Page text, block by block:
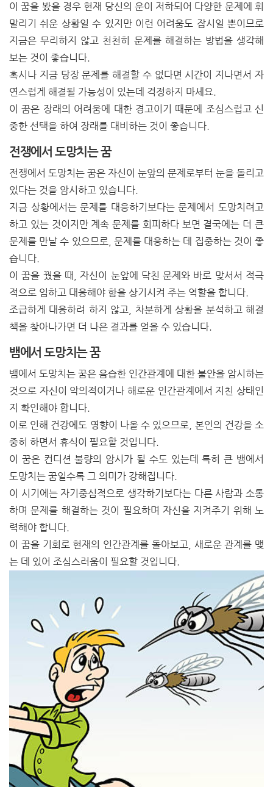
이 꿈을 봤을 경우 현재 당신의 운이 저하되어 다양한 문제에 휘
말리기 쉬운 상황일 수 있지만 이런 어려움도 잠시일 뿐이므로
지금은 무리하지 않고 천천히 문제를 해결하는 방법을 생각해
보는 것이 좋습니다.
혹시나 지금 당장 문제를 해결할 수 없다면 시간이 지나면서 자
연스럽게 해결될 가능성이 있는데 걱정하지 마세요.
이 꿈은 장래의 어려움에 대한 경고이기 때문에 조심스럽고 신
중한 선택을 하여 장래를 대비하는 것이 좋습니다.
전쟁에서 도망치는 꿈
전쟁에서 도망치는 꿈은 자신이 눈앞의 문제로부터 눈을 돌리고
있다는 것을 암시하고 있습니다.
지금 상황에서는 문제를 대응하기보다는 문제에서 도망치려고
하고 있는 것이지만 계속 문제를 회피하다 보면 결국에는 더 큰
문제를 만날 수 있으므로, 문제를 대응하는 데 집중하는 것이 좋
습니다.
이 꿈을 꿨을 때, 자신이 눈앞에 닥친 문제와 바로 맞서서 적극
적으로 임하고 대응해야 함을 상기시켜 주는 역할을 합니다.
조급하게 대응하려 하지 않고, 차분하게 상황을 분석하고 해결
책을 찾아나가면 더 나은 결과를 얻을 수 있습니다.
뱀에서 도망치는 꿈
뱀에서 도망치는 꿈은 음습한 인간관계에 대한 불안을 암시하는
것으로 자신이 악의적이거나 해로운 인간관계에서 지친 상태인
지 확인해야 합니다.
이로 인해 건강에도 영향이 나올 수 있으므로, 본인의 건강을 소
중히 하면서 휴식이 필요할 것입니다.
이 꿈은 컨디션 불량의 암시가 될 수도 있는데 특히 큰 뱀에서
도망치는 꿈일수록 그 의미가 강해집니다.
이 시기에는 자기중심적으로 생각하기보다는 다른 사람과 소통
하며 문제를 해결하는 것이 필요하며 자신을 지켜주기 위해 노
력해야 합니다.
이 꿈을 기회로 현재의 인간관계를 돌아보고, 새로운 관계를 맺
는 데 있어 조심스러움이 필요할 것입니다.